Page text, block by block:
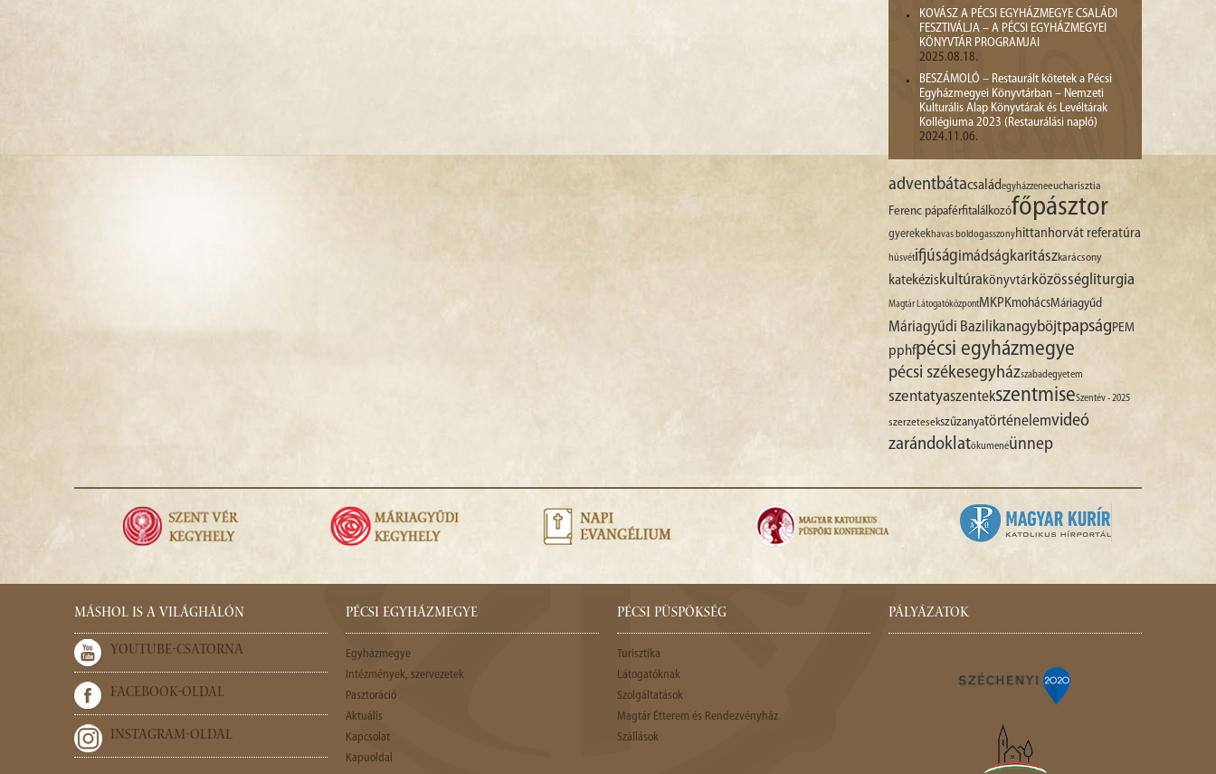
KOVÁSZ A PÉCSI EGYHÁZMEGYE CSALÁDI
FESZTIVÁLJA – A PÉCSI EGYHÁZMEGYEI
KÖNYVTÁR PROGRAMJAI
2025.08.18.
BESZÁMOLÓ – Restaurált kötetek a Pécsi
Egyházmegyei Könyvtárban – Nemzeti
Kulturális Alap Könyvtárak és Levéltárak
Kollégiuma 2023 (Restaurálási napló)
2024.11.06.
adventbátacsaládegyházzeneeucharisztia
Ferenc pápaférfitalálkozófőpásztor
gyerekekhavas boldogasszonyhittanhorvát referatúra
húsvétifjúságimádságkaritászkarácsony
katekéziskultúra könyvtárközösségliturgia
Magtár LátogatóközpontMKPKmohácsMáriagyűd
Máriagyűdi Bazilikanagyböjtpapság PEM
pphfpécsi egyházmegye
pécsi székesegyházszabadegyetem
szentatyaszentekszentmiseSzentév - 2025
szerzetesekszűzanyatörténelemvideó
zarándoklatökumenéünnep
MÁSHOL IS A VILÁGHÁLÓN
YOUTUBE-CSATORNA
FACEBOOK-OLDAL
INSTAGRAM-OLDAL
PÉCSI EGYHÁZMEGYE
Egyházmegye
Intézmények, szervezetek
Pasztoráció
Aktuális
Kapcsolat
Kapuoldal
PÉCSI PÜSPÖKSÉG
Turisztika
Látogatóknak
Szolgáltatások
Magtár Étterem és Rendezvényház
Szállások
PÁLYÁZATOK